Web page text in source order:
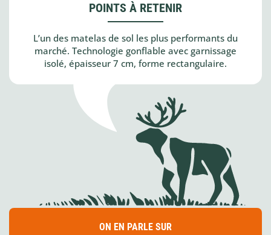
POINTS À RETENIR
L’un des matelas de sol les plus performants du
marché. Technologie gonflable avec garnissage
isolé, épaisseur 7 cm, forme rectangulaire.
ON EN PARLE SUR